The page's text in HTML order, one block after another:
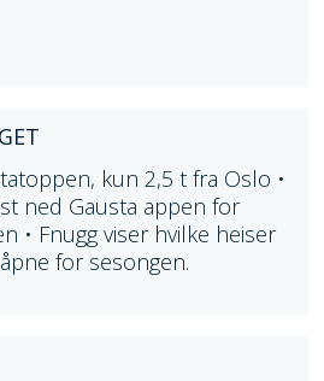
kun 2,5 t fra Oslo •
ned Gausta appen for
• Fnugg viser hvilke heiser
for sesongen.